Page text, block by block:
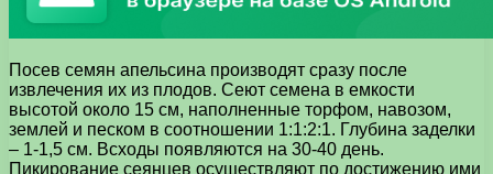
Посев семян апельсина производят сразу после
извлечения их из плодов. Сеют семена в емкости
высотой около 15 см, наполненные торфом, навозом,
землей и песком в соотношении 1:1:2:1. Глубина заделки
– 1-1,5 см. Всходы появляются на 30-40 день.
Пикирование сеянцев осуществляют по достижению ими